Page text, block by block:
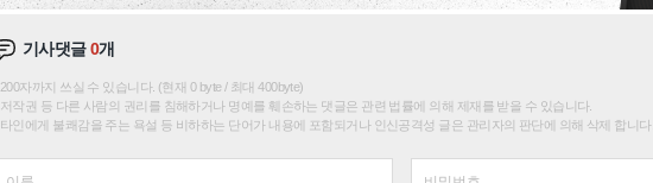
기사댓글0개
200자까지 쓰실 수 있습니다. (현재 0 byte / 최대 400byte)
저작권 등 다른 사람의 권리를 침해하거나 명예를 훼손하는 댓글은 관련 법률에 의해 제재를 받을 수 있습니다.
타인에게 불쾌감을 주는 욕설 등 비하하는 단어가 내용에 포함되거나 인신공격성 글은 관리자의 판단에 의해 삭제 합니다.